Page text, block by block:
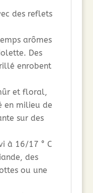
des reflets
arômes
Des
enrobent
et floral,
en milieu de
sur des
à 16/17 ° C
des
ou une